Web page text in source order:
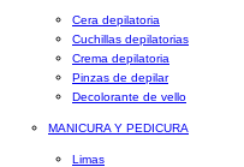
Cera depilatoria
Cuchillas depilatorias
Crema depilatoria
Pinzas de depilar
Decolorante de vello
MANICURA Y PEDICURA
Limas